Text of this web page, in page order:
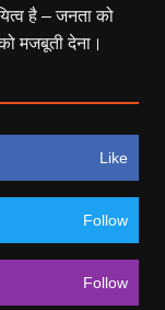
है – जनता को
मजबूती देना।
Like
Follow
Follow